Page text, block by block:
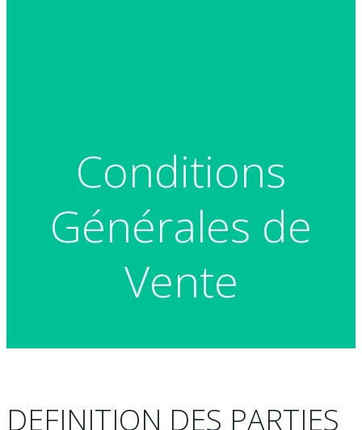
Conditions
Générales de
Vente
DEFINITION DES PARTIES